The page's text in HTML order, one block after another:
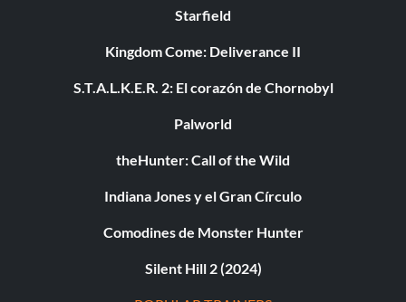
Starfield
Kingdom Come: Deliverance II
S.T.A.L.K.E.R. 2: El corazón de Chornobyl
Palworld
theHunter: Call of the Wild
Indiana Jones y el Gran Círculo
Comodines de Monster Hunter
Silent Hill 2 (2024)